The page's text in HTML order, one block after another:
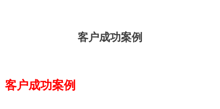
客户成功案例
客户成功案例